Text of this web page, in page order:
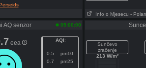
Info o Mjesecu -
AQ senzor 05:00:00
eea AQI:
0.5
pm10
0.7
pm25
Sunčevo
zračenje
213 W/m²